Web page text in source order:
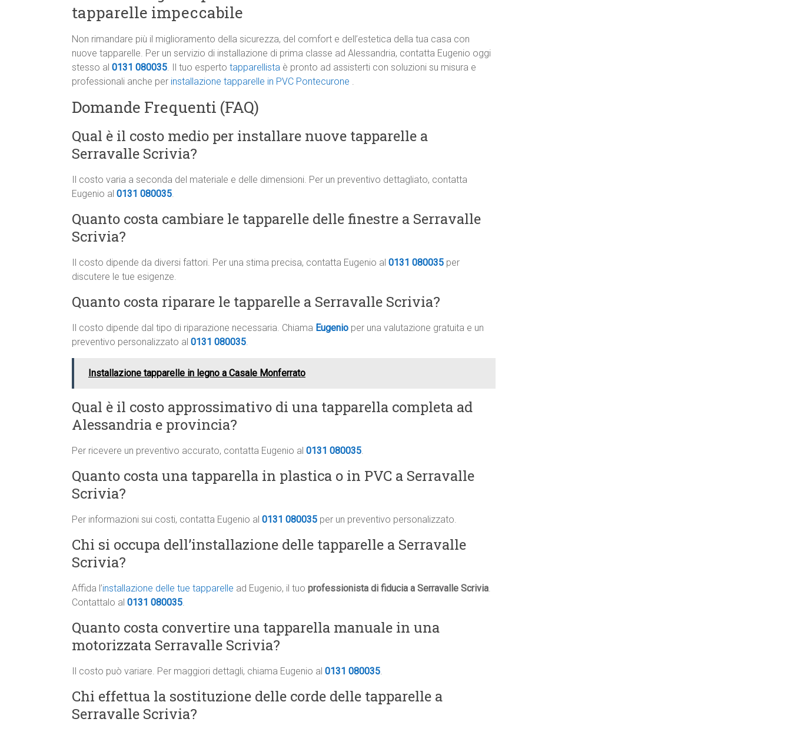
tapparelle impeccabile
Non rimandare più il miglioramento della sicurezza, del comfort e dell’estetica della tua casa con
nuove tapparelle. Per un servizio di installazione di prima classe ad Alessandria, contatta Eugenio oggi
stesso al 0131 080035. Il tuo esperto tapparellista è pronto ad assisterti con soluzioni su misura e
professionali anche per installazione tapparelle in PVC Pontecurone .
Domande Frequenti (FAQ)
Qual è il costo medio per installare nuove tapparelle a
Serravalle Scrivia?
Il costo varia a seconda del materiale e delle dimensioni. Per un preventivo dettagliato, contatta
Eugenio al 0131 080035.
Quanto costa cambiare le tapparelle delle finestre a Serravalle
Scrivia?
Il costo dipende da diversi fattori. Per una stima precisa, contatta Eugenio al 0131 080035 per
discutere le tue esigenze.
Quanto costa riparare le tapparelle a Serravalle Scrivia?
Il costo dipende dal tipo di riparazione necessaria. Chiama Eugenio per una valutazione gratuita e un
preventivo personalizzato al 0131 080035.
Installazione tapparelle in legno a Casale Monferrato
Qual è il costo approssimativo di una tapparella completa ad
Alessandria e provincia?
Per ricevere un preventivo accurato, contatta Eugenio al 0131 080035.
Quanto costa una tapparella in plastica o in PVC a Serravalle
Scrivia?
Per informazioni sui costi, contatta Eugenio al 0131 080035 per un preventivo personalizzato.
Chi si occupa dell’installazione delle tapparelle a Serravalle
Scrivia?
Affida l’installazione delle tue tapparelle ad Eugenio, il tuo professionista di fiducia a Serravalle Scrivia.
Contattalo al 0131 080035.
Quanto costa convertire una tapparella manuale in una
motorizzata Serravalle Scrivia?
Il costo può variare. Per maggiori dettagli, chiama Eugenio al 0131 080035.
Chi effettua la sostituzione delle corde delle tapparelle a
Serravalle Scrivia?